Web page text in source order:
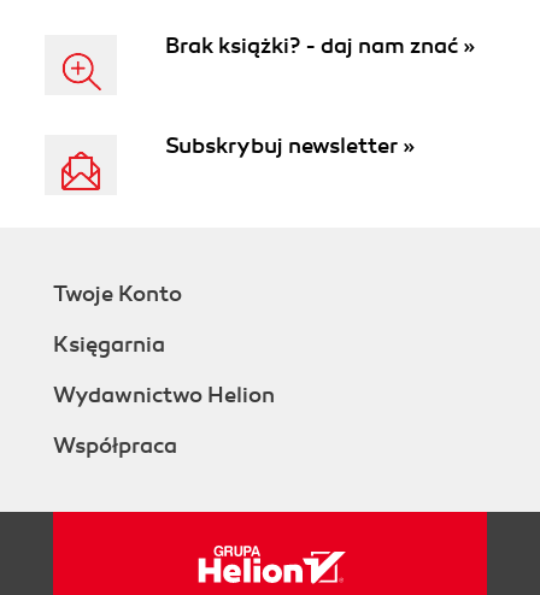
Brak książki? - daj nam znać »
Subskrybuj newsletter »
Twoje Konto
Księgarnia
Wydawnictwo Helion
Współpraca